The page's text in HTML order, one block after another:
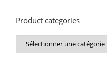
Product categories